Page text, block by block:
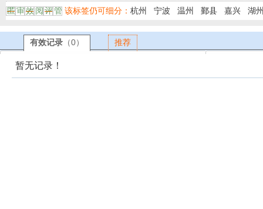
匿 审 效 阅 评 管 该标签仍可细分： 杭州 宁波 温州 鄞县 嘉兴 湖
有效记录 （0） 推荐
暂无记录！